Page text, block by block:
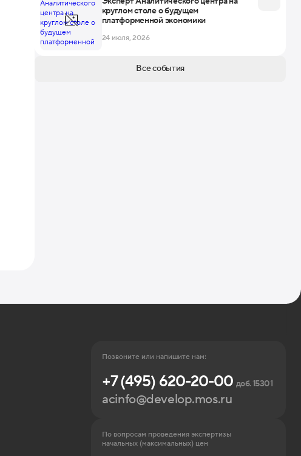
круглом столе о будущем
платформенной экономики
24 июля, 2026
Все события
Позвоните или напишите нам:
+7 (495) 620-20-00 доб. 15301
acinfo@develop.mos.ru
По вопросам проведения экспертизы
начальных (максимальных) цен